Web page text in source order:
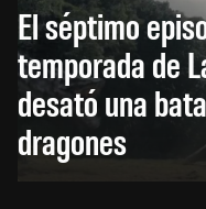
El séptimo
temporada de
desató una
dragones